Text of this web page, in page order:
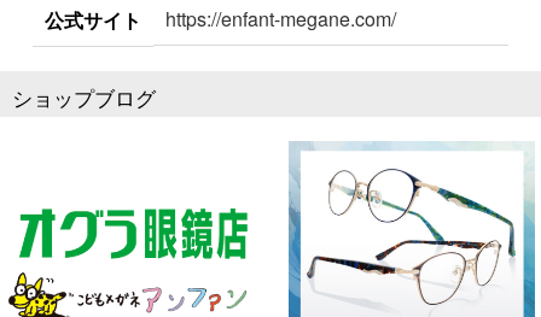
公式サイト
https://enfant-megane.com/
ショップブログ